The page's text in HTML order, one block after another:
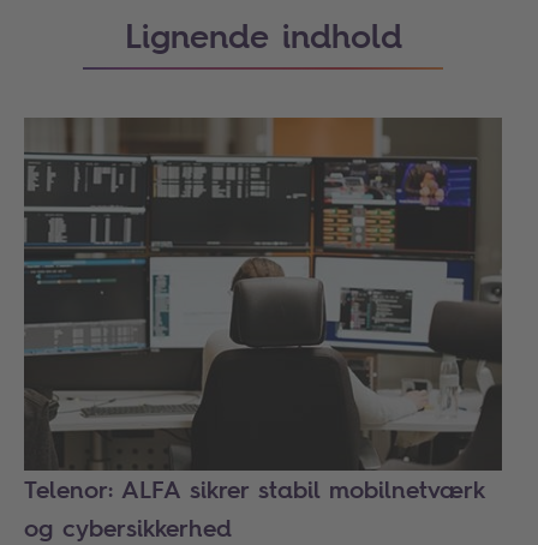
Lignende indhold
Telenor: ALFA sikrer stabil mobilnetværk
og cybersikkerhed